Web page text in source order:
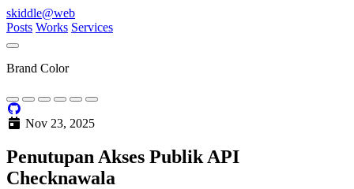
skiddle@web
Posts Works Services
Brand Color
Nov 23, 2025
Penutupan Akses Publik API
Checknawala